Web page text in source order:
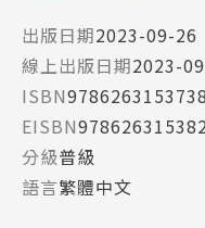
出版日期2023-09-26
線上出版日期2023-
ISBN9786263153738
EISBN
分級普級
語言繁體中文